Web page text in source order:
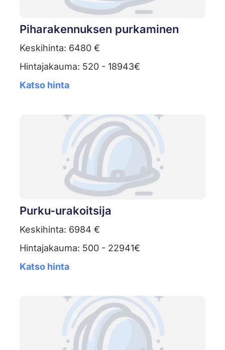
Piharakennuksen purkaminen
Keskihinta: 6480 €
Hintajakauma: 520 - 18943€
Katso hinta
Purku-urakoitsija
Keskihinta: 6984 €
Hintajakauma: 500 - 22941€
Katso hinta